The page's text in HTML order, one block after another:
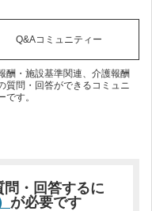
Q&Aコミュニティー
酬・施設基準関連、介護報酬
質問・回答ができるコミュニ
です。
・回答するに
が必要です